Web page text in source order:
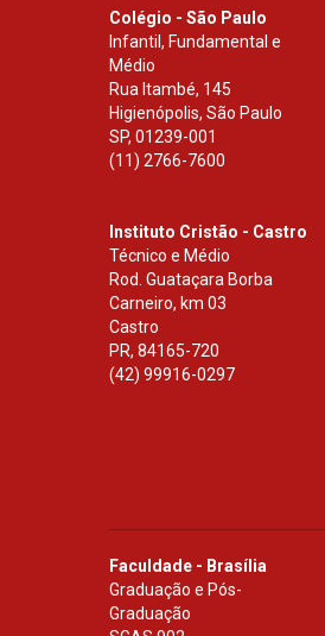
Colégio - São Paulo
Infantil, Fundamental e
Médio
Rua Itambé, 145
Higienópolis, São Paulo
SP, 01239-001
(11) 2766-7600
Instituto Cristão - Castro
Técnico e Médio
Rod. Guataçara Borba
Carneiro, km 03
Castro
PR, 84165-720
(42) 99916-0297
Faculdade - Brasília
Graduação e Pós-
Graduação